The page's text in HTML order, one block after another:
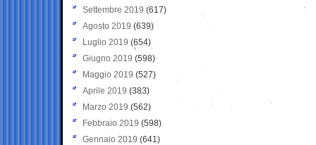
Settembre 2019 (617)
Agosto 2019 (639)
Luglio 2019 (654)
Giugno 2019 (598)
Maggio 2019 (527)
Aprile 2019 (383)
Marzo 2019 (562)
Febbraio 2019 (598)
Gennaio 2019 (641)